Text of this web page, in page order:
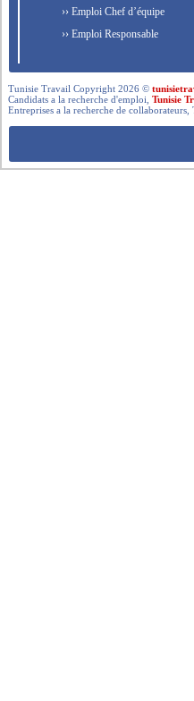
›› Emploi Chef d’équipe
›› Emploi Responsable
Tunisie Travail Copyright 2026 ©
Candidats a la recherche d'emploi,Tunisie
Entreprises a la recherche de